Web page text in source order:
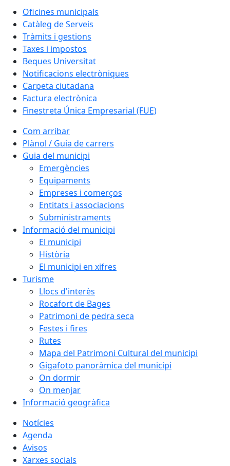
Oficines municipals
Catàleg de Serveis
Tràmits i gestions
Taxes i impostos
Beques Universitat
Notificacions electròniques
Carpeta ciutadana
Factura electrònica
Finestreta Única Empresarial (FUE)
Com arribar
Plànol / Guia de carrers
Guia del municipi
Emergències
Equipaments
Empreses i comerços
Entitats i associacions
Subministraments
Informació del municipi
El municipi
Història
El municipi en xifres
Turisme
Llocs d'interès
Rocafort de Bages
Patrimoni de pedra seca
Festes i fires
Rutes
Mapa del Patrimoni Cultural del municipi
Gigafoto panoràmica del municipi
On dormir
On menjar
Informació geogràfica
Notícies
Agenda
Avisos
Xarxes socials